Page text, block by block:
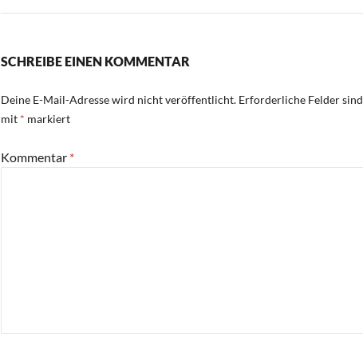
SCHREIBE EINEN KOMMENTAR
Deine E-Mail-Adresse wird nicht veröffentlicht. Erforderliche Felder sind
mit * markiert
Kommentar *